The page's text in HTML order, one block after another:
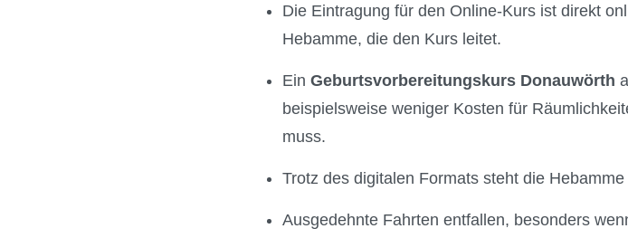
Die Eintragung für den Online-Kurs ist direkt
Hebamme, die den Kurs leitet.
Ein Geburtsvorbereitungskurs Donauwörth
beispielsweise weniger Kosten für
muss.
Trotz des digitalen Formats steht die
Ausgedehnte Fahrten entfallen, besonders